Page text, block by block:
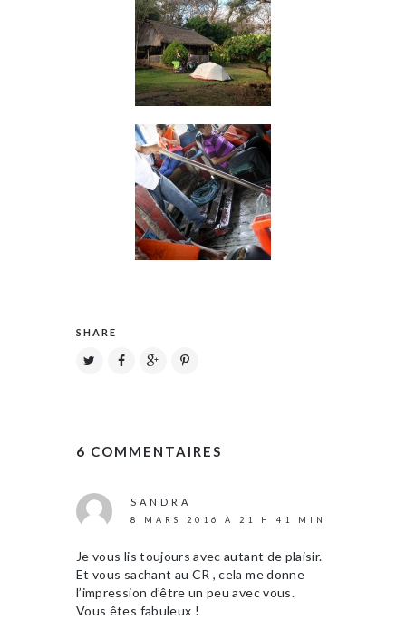
SHARE
6 COMMENTAIRES
SANDRA
8 MARS 2016 À 21 H 41 MIN
Je vous lis toujours avec autant de plaisir.
Et vous sachant au CR , cela me donne
l’impression d’être un peu avec vous.
Vous êtes fabuleux !